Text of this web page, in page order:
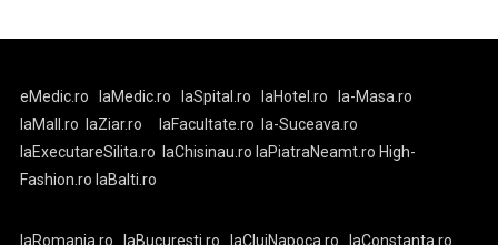
eMedic.ro laMedic.ro laSpital.ro laHotel.ro
la-Masa.ro
laMall.ro
laZiar.ro laFacultate.ro
la-Suceava.ro
laExecutareSilita.ro
laChisinau.ro laPiatraNeamt.ro High-
Fashion.ro laBalti.ro
laRomania.ro laBucuresti.ro laClujNapoca.ro laConstanta.ro